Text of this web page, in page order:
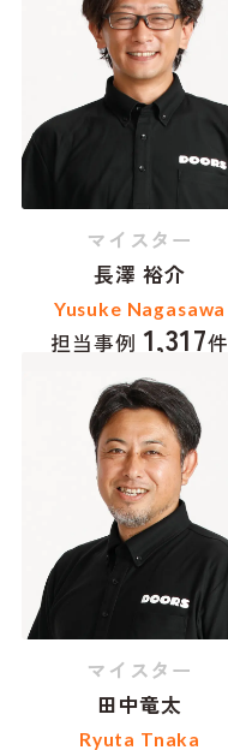
マイスター
長澤 裕介
Yusuke Nagasawa
担当事例 1,317件
マイスター
田中竜太
Ryuta Tnaka